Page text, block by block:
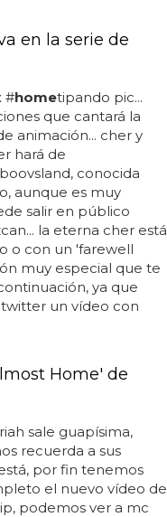
en la serie de
#hometipando pic...
que cantará la
animación... cher y
hará de
conocida
aunque es muy
salir en público
la eterna cher está
o con un 'farewell
muy especial que te
ya que
un vídeo con
Home' de
sale guapísima,
recuerda a sus
por fin tenemos
el nuevo vídeo de
podemos ver a mc